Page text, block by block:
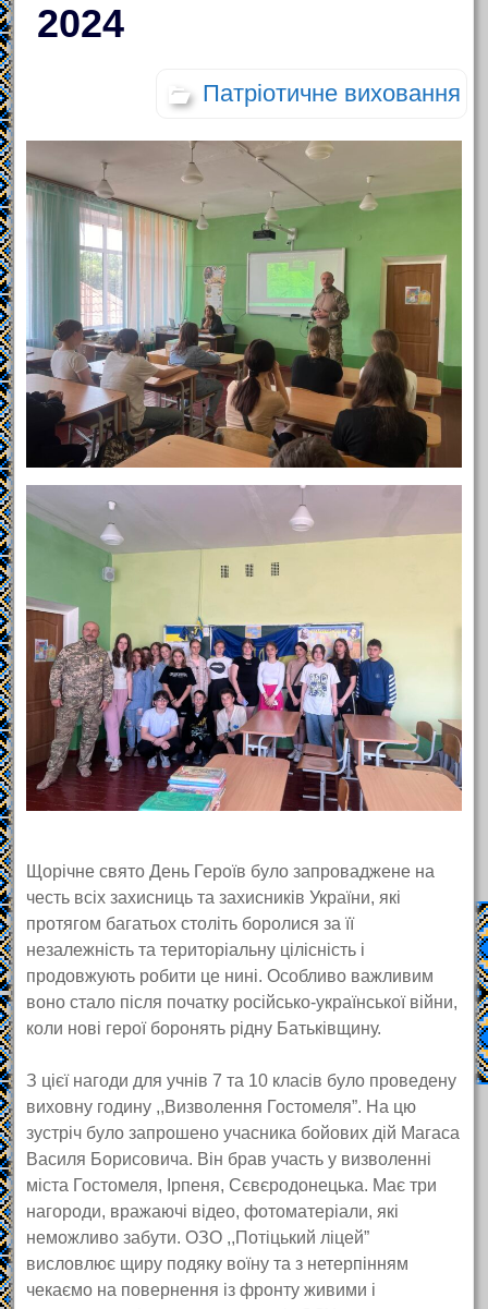
2024
Патріотичне виховання
Щорічне свято День Героїв було запроваджене на
честь всіх захисниць та захисників України, які
протягом багатьох століть боролися за її
незалежність та територіальну цілісність і
продовжують робити це нині. Особливо важливим
воно стало після початку російсько-української війни,
коли нові герої боронять рідну Батьківщину.
З цієї нагоди для учнів 7 та 10 класів було проведену
виховну годину ,,Визволення Гостомеля”. На цю
зустріч було запрошено учасника бойових дій Магаса
Василя Борисовича. Він брав участь у визволенні
міста Гостомеля, Ірпеня, Сєвєродонецька. Має три
нагороди, вражаючі відео, фотоматеріали, які
неможливо забути. ОЗО ,,Потіцький ліцей”
висловлює щиру подяку воїну та з нетерпінням
чекаємо на повернення із фронту живими і